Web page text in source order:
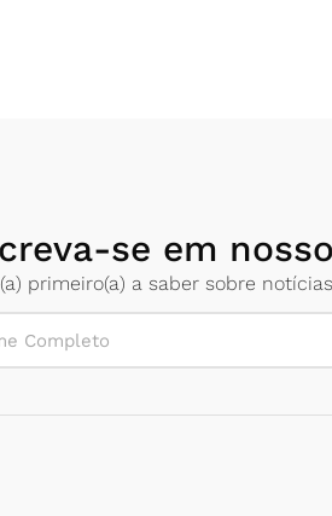
se em
primeiro(a) a saber sobre